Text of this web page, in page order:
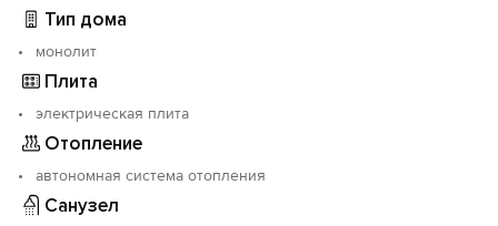
Доступно круглый год!
Порядок и аккуратность — приветствуются! Курить
только на улице. Оплата наличными или на карту при
Тип дома
монолит
Плита
электрическая плита
Отопление
автономная система отопления
Санузел